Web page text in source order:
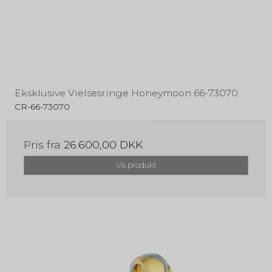
Eksklusive Vielsesringe Honeymoon 66-73070
CR-66-73070
Pris fra 26.600,00 DKK
Vis produkt